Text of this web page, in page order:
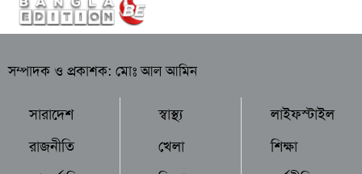
সম্পাদক ও প্রকাশক: মোঃ আল আমিন
সারাদেশ
রাজনীতি
স্বাস্থ্য
খেলা
লাইফস্টাইল
শিক্ষা